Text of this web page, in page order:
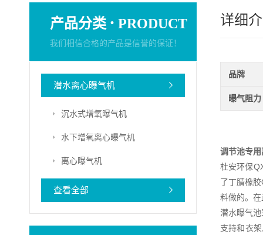
产品分类 · PRODUCT
我们相信合格的产品是信誉的保证！
潜水离心曝气机
沉水式增氧曝气机
水下增氧离心曝气机
离心曝气机
查看全部
详细
品牌
曝气阻力
调节池专
杜安环保
了丁腈橡
料做的。
潜水曝气
支持和衣